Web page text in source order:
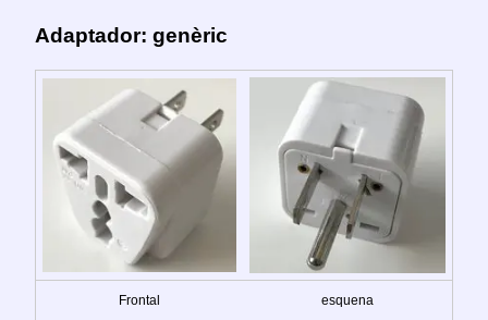
Adaptador: genèric
Frontal esquena